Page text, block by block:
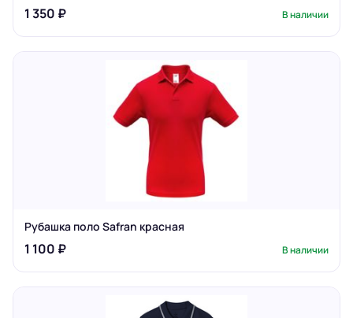
1 350 ₽ В наличии
Рубашка поло Safran красная
1 100 ₽ В наличии